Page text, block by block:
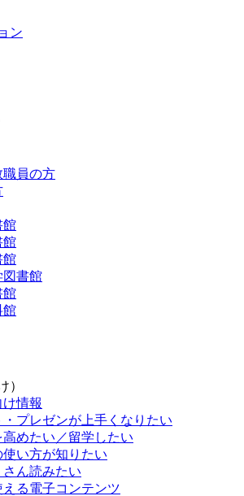
ン
職員の方
館
館
館
図書館
館
館
）
情報
・プレゼンが上手くなりたい
めたい／留学したい
使い方が知りたい
ん読みたい
える電子コンテンツ